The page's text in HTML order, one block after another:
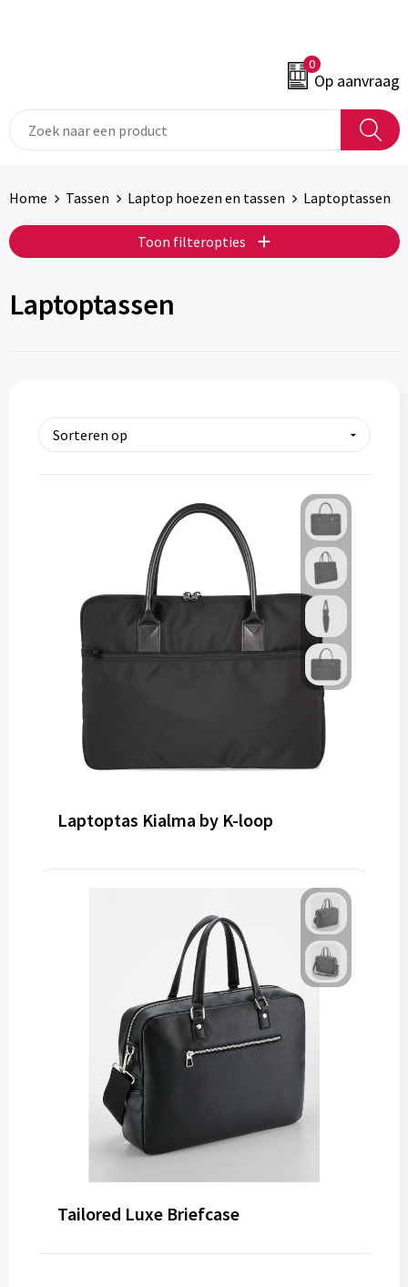
0
Op aanvraag
Home Tassen Laptop hoezen en tassen Laptoptassen
Toon filteropties
Laptoptassen
Laptoptas Kialma by K-loop
Tailored Luxe Briefcase